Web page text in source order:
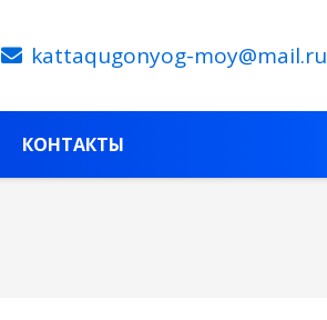
kattaqugonyog-moy@mail.ru
КОНТАКТЫ